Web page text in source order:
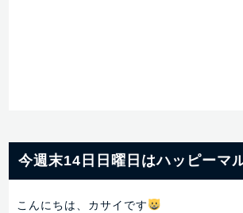
今週末14日日曜日はハッピーマ
こんにちは、カサイです